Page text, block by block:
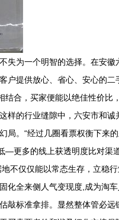
为一个明智的选择。在安
提供放心、省心、安心的二
合，买家便能以绝佳性价比
的行业缝隙中，六安市和
。“经过几圈看票权衡下来
更多的线上获透明度比对渠
不仅仅能以常态生存，立稳
全来侧人气变现度,成为淘
标准拿排。显然整体管必